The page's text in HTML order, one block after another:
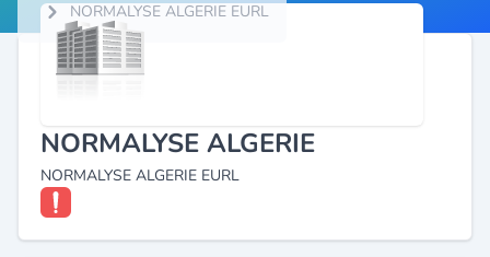
NORMALYSE ALGERIE EURL
NORMALYSE ALGERIE
NORMALYSE ALGERIE EURL